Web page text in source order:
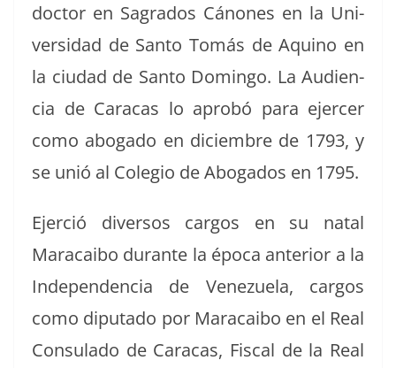
doc­tor en Sagra­dos Cánones en la Uni­
ver­si­dad de San­to Tomás de Aquino en
la ciu­dad de San­to Domin­go. La Audi­en­
cia de Cara­cas lo aprobó para ejercer
como abo­ga­do en diciem­bre de 1793, y
se unió al Cole­gio de Abo­ga­dos en 1795.
Ejer­ció diver­sos car­gos en su natal
Mara­cai­bo durante la época ante­ri­or a la
Inde­pen­den­cia de Venezuela, car­gos
como diputa­do por Mara­cai­bo en el Real
Con­sula­do de Cara­cas, Fis­cal de la Real